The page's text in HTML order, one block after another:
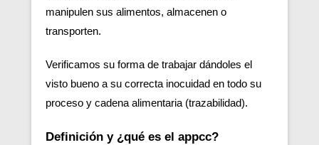
manipulen sus alimentos, almacenen o
transporten.
Verificamos su forma de trabajar dándoles el
visto bueno a su correcta inocuidad en todo su
proceso y cadena alimentaria (trazabilidad).
Definición y ¿qué es el appcc?